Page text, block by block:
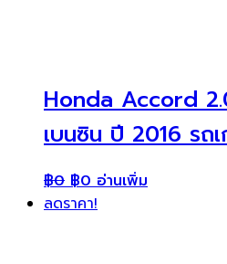
Honda Accord
เบนซิน ปี 2016 รถ
฿0 ฿0 อ่านเพิ่ม
ลดราคา!